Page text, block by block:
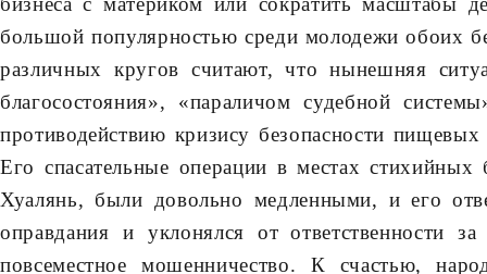
большой популярностью среди молодежи обоих
различных кругов считают, что нынешняя
благосостояния», «параличом судебной
противодействию кризису безопасности
Его спасательные операции в местах
Хуалянь, были довольно медленными, и его
оправдания и уклонялся от ответственности
повсеместное мошенничество. К счастью,